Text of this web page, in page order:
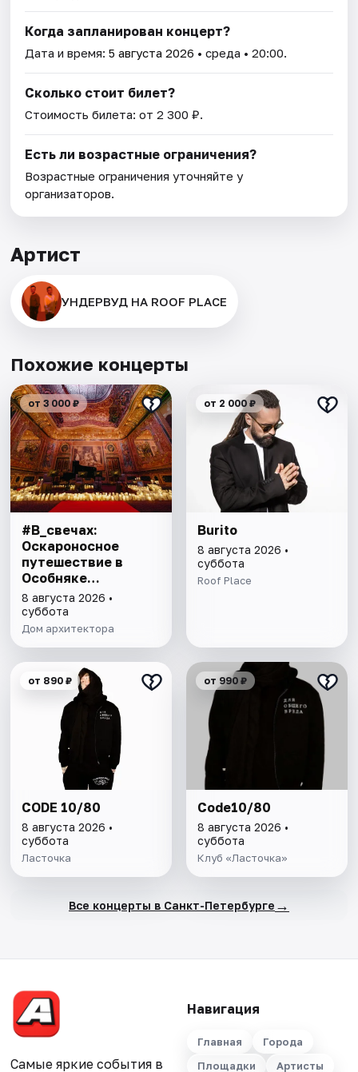
Когда запланирован концерт?
Дата и время:5 августа 2026 • среда • 20:00.
Сколько стоит билет?
Стоимость билета: от 2 300 ₽.
Есть ли возрастные ограничения?
Возрастные ограничения уточняйте у
организаторов.
Артист
УНДЕРВУД НА ROOF PLACE
Похожие концерты
от 3 000 ₽
#В_свечах:
Оскароносное
путешествие в
Особняке
Половцова
8 августа 2026 •
суббота
Дом архитектора
от 2 000 ₽
Burito
8 августа 2026 •
суббота
Roof Place
от 890 ₽
CODE 10/80
8 августа 2026 •
суббота
Ласточка
от 990 ₽
Code10/80
8 августа 2026 •
суббота
Клуб «Ласточка»
Все концерты в Санкт-Петербурге →
Самые яркие события в
Навигация
Главная
Города
Площадки
Артисты